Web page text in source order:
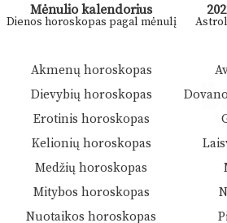
Mėnulio kalendorius
Dienos horoskopas pagal mėnulį
Akmenų horoskopas
Dievybių horoskopas
Erotinis horoskopas
Kelionių horoskopas
Medžių horoskopas
Mitybos horoskopas
Nuotaikos horoskopas